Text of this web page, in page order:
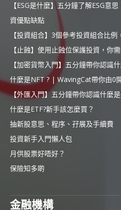
【ESG是什麼】五分鐘了解ESG意
資優點缺點
【投資組合】3個參考投資組合比
【止蝕】使用止蝕位保護投資，你
【加密貨幣入門】五分鐘帶你認識
什麼是NFT ? | WavingCat帶你由0
【外匯入門】五分鐘帶你認識什麼
什麼是ETF?新手該怎麼買？
抽新股意思、程序、孖展及手續費
投資新手入門懶人包
月供股票好唔好？
保險知多啲
金融機構